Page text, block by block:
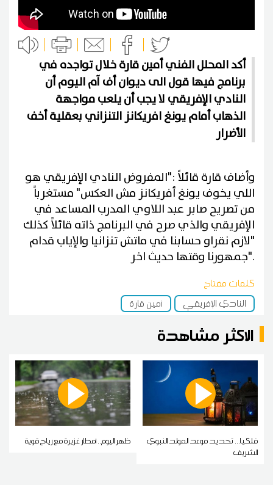
أكد المحلل الفني أمين قارة خلال تواجده في
برنامج فيها قول الى ديوان أف آم اليوم أن
النادي الإفريقي لا يجب أن يلعب مواجهة
الذهاب أمام يونغ افريكانز التنزاني بعقلية أخف
الأضرار
وأضاف قارة قائلاً :"المفروض النادي الإفريقي هو
اللي يخوف يونغ أفريكانز مش العكس" مستغرباً
من تصريح صابر عبد اللاوي المدرب المساعد في
الإفريقي والذي صرح في البرنامج ذاته قائلاً كذلك
"لازم نقراو حسابنا في ماتش تنزانيا والإياب قدام
جمهورنا وقتها حديث اخر".
كلمات مفتاح
النادي الإفريقي
أمين قارة
الاكثر مشاهدة
فلكيا... تحديد موعد المولد النبوي
الشريف
ظهر اليوم.. أمطار غزيرة مع رياح قوية